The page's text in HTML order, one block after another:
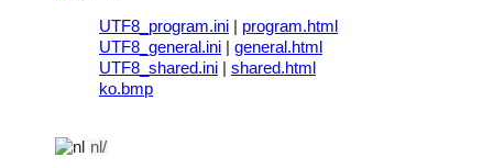
UTF8_program.ini
program.html
UTF8_general.ini
general.html
UTF8_shared.ini
shared.html
ko.bmp
nl/